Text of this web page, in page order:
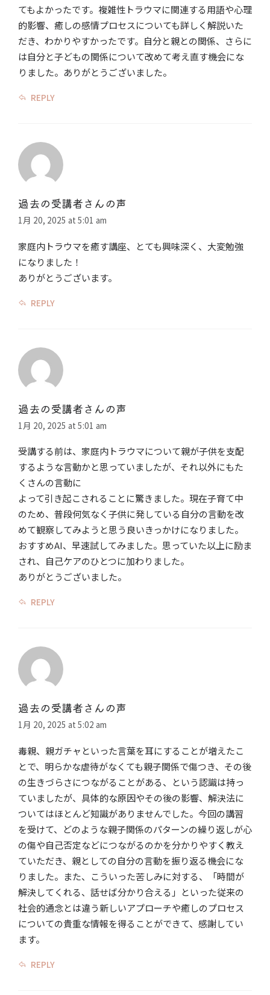
てもよかったです。複雑性トラウマに関連する用語や心理
的影響、癒しの感情プロセスについても詳しく解説いた
だき、わかりやすかったです。自分と親との関係、さらに
は自分と子どもの関係について改めて考え直す機会にな
りました。ありがとうございました。
REPLY
過去の受講者さんの声
1月 20, 2025 at 5:01 am
家庭内トラウマを癒す講座、とても興味深く、大変勉強
になりました！
ありがとうございます。
REPLY
過去の受講者さんの声
1月 20, 2025 at 5:01 am
受講する前は、家庭内トラウマについて親が子供を支配
するような言動かと思っていましたが、それ以外にもた
くさんの言動に
よって引き起こされることに驚きました。現在子育て中
のため、普段何気なく子供に発している自分の言動を改
めて観察してみようと思う良いきっかけになりました。
おすすめAI、早速試してみました。思っていた以上に励ま
され、自己ケアのひとつに加わりました。
ありがとうございました。
REPLY
過去の受講者さんの声
1月 20, 2025 at 5:02 am
毒親、親ガチャといった言葉を耳にすることが増えたこ
とで、明らかな虐待がなくても親子関係で傷つき、その後
の生きづらさにつながることがある、という認識は持っ
ていましたが、具体的な原因やその後の影響、解決法に
ついてはほとんど知識がありませんでした。今回の講習
を受けて、どのような親子関係のパターンの繰り返しが心
の傷や自己否定​などに​つながるのかを分かりやすく教え
ていただき、親としての自分の言動を振り返る機会にな
りました。また、こういった苦しみに対する、「時間が
解決してくれる​、話せば分かり合える」といった​従来の​
社会的通念とは違う新しいアプローチや癒しのプロセス​
について​の貴重な情報を得ることができて、感謝してい
ます。
REPLY